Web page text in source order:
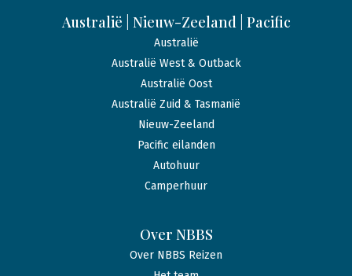
Australië | Nieuw-Zeeland | Pacific
Australië
Australië West & Outback
Australië Oost
Australië Zuid & Tasmanië
Nieuw-Zeeland
Pacific eilanden
Autohuur
Camperhuur
Over NBBS
Over NBBS Reizen